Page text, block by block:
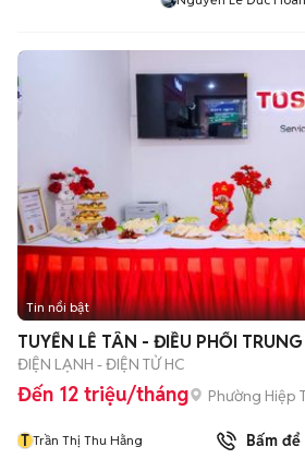
Tin nổi bật
TUYỂN LỄ TÂN - ĐIỀU PHỐI
ĐIỆN LẠNH - ĐIỆN TỬ HC
Đến 12 triệu/tháng Phường Hiệp
T Trần Thị Thu Hằng Bấm